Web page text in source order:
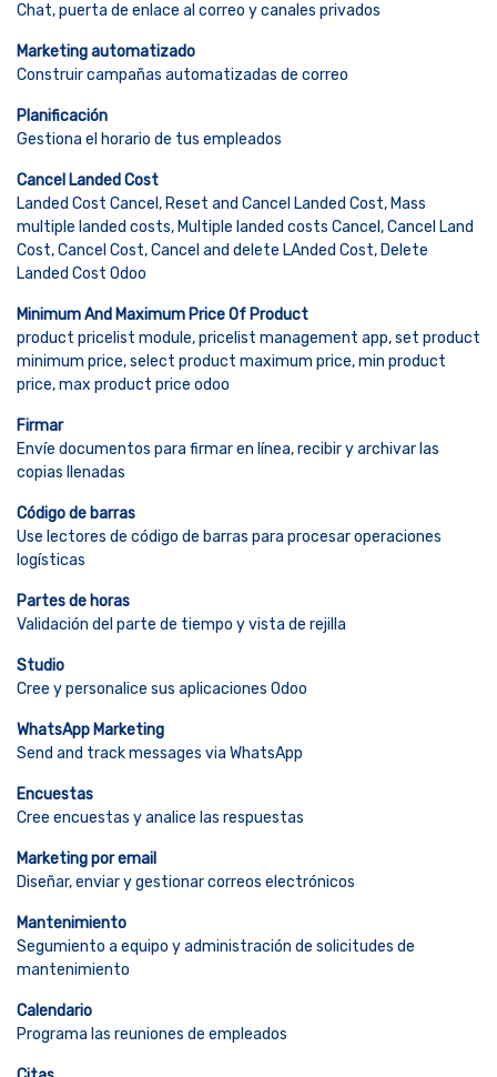
Chat, puerta de enlace al correo y canales privados
Marketing automatizado
Construir campañas automatizadas de correo
Planificación
Gestiona el horario de tus empleados
Cancel Landed Cost
Landed Cost Cancel, Reset and Cancel Landed Cost, Mass
multiple landed costs, Multiple landed costs Cancel, Cancel Land
Cost, Cancel Cost, Cancel and delete LAnded Cost, Delete
Landed Cost Odoo
Minimum And Maximum Price Of Product
product pricelist module, pricelist management app, set product
minimum price, select product maximum price, min product
price, max product price odoo
Firmar
Envíe documentos para firmar en línea, recibir y archivar las
copias llenadas
Código de barras
Use lectores de código de barras para procesar operaciones
logísticas
Partes de horas
Validación del parte de tiempo y vista de rejilla
Studio
Cree y personalice sus aplicaciones Odoo
WhatsApp Marketing
Send and track messages via WhatsApp
Encuestas
Cree encuestas y analice las respuestas
Marketing por email
Diseñar, enviar y gestionar correos electrónicos
Mantenimiento
Segumiento a equipo y administración de solicitudes de
mantenimiento
Calendario
Programa las reuniones de empleados